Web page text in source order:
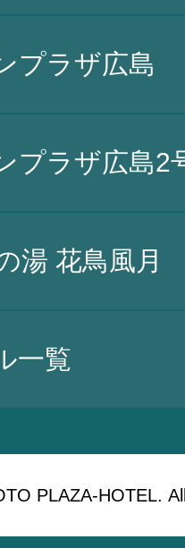
プラザ広島
プラザ広島2
湯 花鳥風月
一覧
PLAZA-HOTEL.